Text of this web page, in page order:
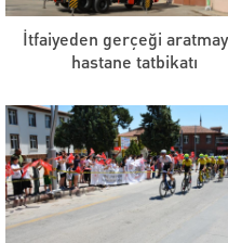
İtfaiyeden gerçeği
hastane tatbikatı